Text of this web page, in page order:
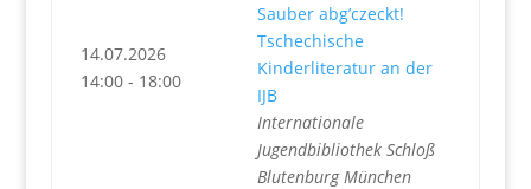
14.07.2026
14:00 - 18:00
Sauber abg’czeckt!
Tschechische
Kinderliteratur an der
IJB
Internationale
Jugendbibliothek Schloß
Blutenburg München